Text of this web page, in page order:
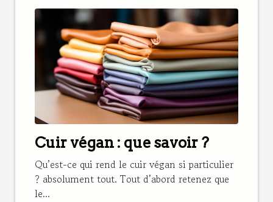
Cuir végan : que savoir ?
Qu’est-ce qui rend le cuir végan si particulier
? absolument tout. Tout d’abord retenez que
le...